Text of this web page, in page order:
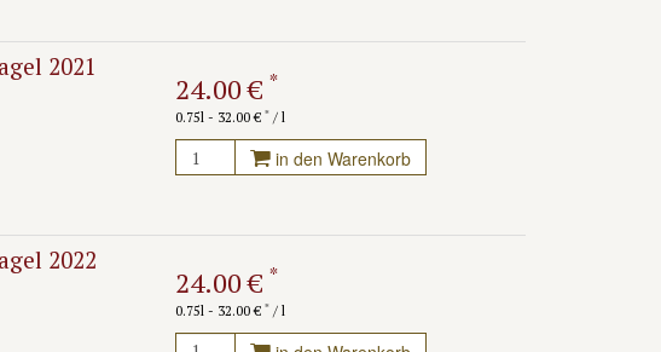
2021
24.00 € *
0.75l - 32.00 € */ l
in den Warenkorb
2022
24.00 € *
0.75l - 32.00 € */ l